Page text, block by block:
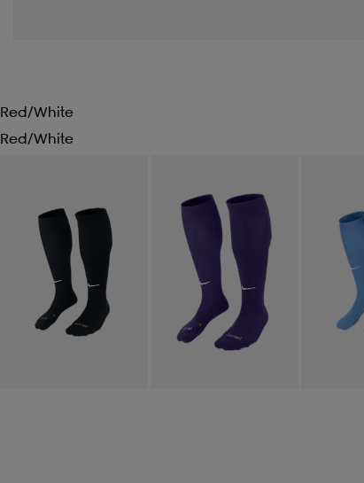
Red/white
Red/white